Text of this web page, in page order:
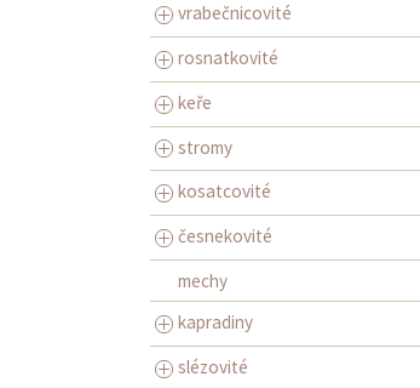
vrabečnicovité
rosnatkovité
keře
stromy
kosatcovité
česnekovité
mechy
kapradiny
slézovité